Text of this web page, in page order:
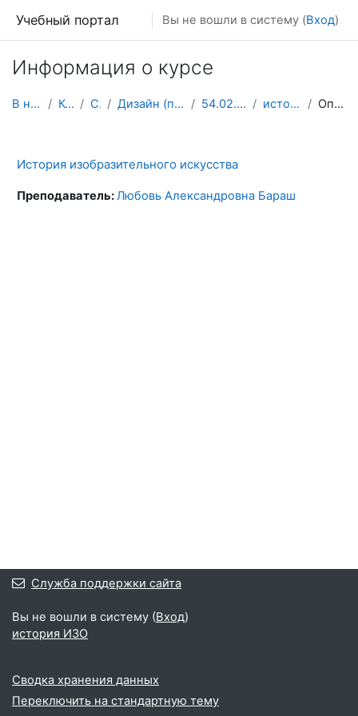
Учебный портал Вы не вошли в систему (Вход)
Информация о курсе
В начало Курсы СПО Дизайн (по отраслям) 54.02.01 2 курс история ИЗО Описание
История изобразительного искусства
Преподаватель:Любовь Александровна Бараш
Служба поддержки сайта
Вы не вошли в систему (Вход)
история ИЗО
Сводка хранения данных
Переключить на стандартную тему